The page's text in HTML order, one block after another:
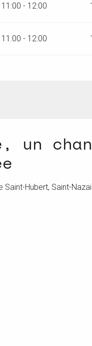
11:00 - 12:00
11:00 - 12:00
un
Saint-Hubert, Saint-